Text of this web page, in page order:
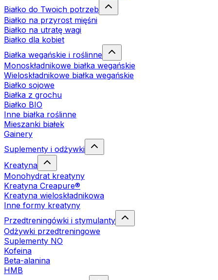
Białko do Twoich potrzeb
Białko na przyrost mięśni
Białko na utratę wagi
Białko dla kobiet
Białka wegańskie i roślinne
Monoskładnikowe białka wegańskie
Wieloskładnikowe białka wegańskie
Białko sojowe
Białka z grochu
Białko BIO
Inne białka roślinne
Mieszanki białek
Gainery
Suplementy i odżywki
Kreatyna
Monohydrat kreatyny
Kreatyna Creapure®
Kreatyna wieloskładnikowa
Inne formy kreatyny
Przedtreningówki i stymulanty
Odżywki przedtreningowe
Suplementy NO
Kofeina
Beta-alanina
HMB